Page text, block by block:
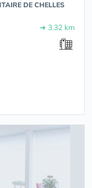
DE CHELLES
➔ 3.32 km